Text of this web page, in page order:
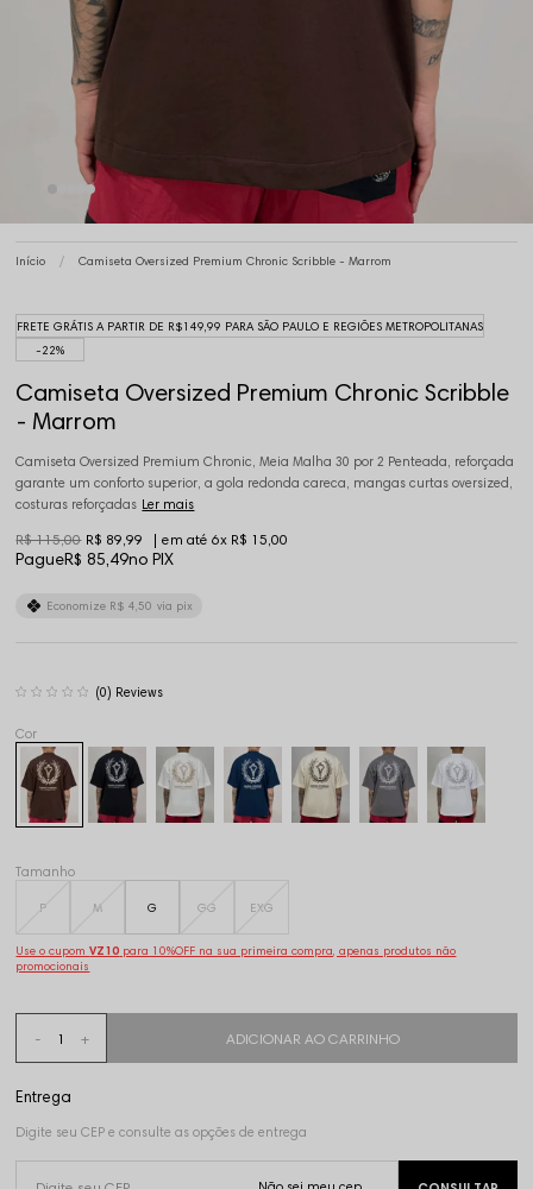
Início Camiseta Oversized Premium Chronic Scribble - Marrom
FRETE GRÁTIS A PARTIR DE R$149,99 PARA SÃO PAULO E REGIÕES METROPOLITANAS
22%
Camiseta Oversized Premium Chronic Scribble
- Marrom
Camiseta Oversized Premium Chronic, Meia Malha 30 por 2 Penteada, reforçada
garante um conforto superior, a gola redonda careca, mangas curtas oversized,
costuras reforçadas Ler mais
PagueR$ 85,49no PIX
R$ 115,00 R$ 89,99 6x R$ 15,00
Economize R$ 4,50 via pix
(0)
Tamanho
P M G GG EXG
Use o cupomVZ10 para 10%OFF na sua primeira compra, apenas produtos não
promocionais